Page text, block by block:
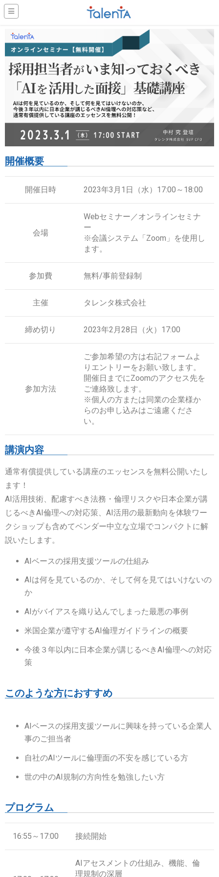
開催概要
開催日時 2023年3月1日（水）17:00～18:00
会場
Webセミナー／オンラインセミナ
ー
※会議システム「Zoom」を使用し
ます。
参加費 無料/事前登録制
主催 タレンタ株式会社
締め切り 2023年2月28日（火）17:00
参加方法
ご参加希望の方は右記フォームよ
りエントリーをお願い致します。
開催日までにZoomのアクセス先を
ご連絡致します。
※個人の方または同業の企業様か
らのお申し込みはご遠慮くださ
い。
講演内容
通常有償提供している講座のエッセンスを無料公開いたし
ます！
AI活用技術、配慮すべき法務・倫理リスクや日本企業が講
じるべきAI倫理への対応策、AI活用の最新動向を体験ワー
クショップも含めてベンダー中立な立場でコンパクトに解
説いたします。
AIベースの採用支援ツールの仕組み
AIは何を見ているのか、そして何を見てはいけないの
か
AIがバイアスを織り込んでしまった最悪の事例
米国企業が遵守するAI倫理ガイドラインの概要
今後３年以内に日本企業が講じるべきAI倫理への対応
策
このような方におすすめ
AIベースの採用支援ツールに興味を持っている企業人
事のご担当者
自社のAIツールに倫理面の不安を感じている方
世の中のAI規制の方向性を勉強したい方
プログラム
16:55～17:00 接続開始
AIアセスメントの仕組み、機能、倫
理規制の深層